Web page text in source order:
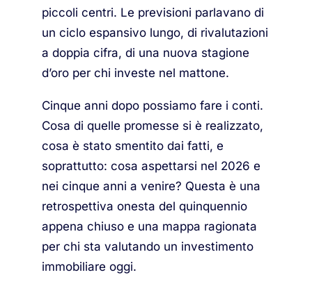
piccoli centri. Le previsioni parlavano di
un ciclo espansivo lungo, di rivalutazioni
a doppia cifra, di una nuova stagione
d’oro per chi investe nel mattone.
Cinque anni dopo possiamo fare i conti.
Cosa di quelle promesse si è realizzato,
cosa è stato smentito dai fatti, e
soprattutto: cosa aspettarsi nel 2026 e
nei cinque anni a venire? Questa è una
retrospettiva onesta del quinquennio
appena chiuso e una mappa ragionata
per chi sta valutando un investimento
immobiliare oggi.